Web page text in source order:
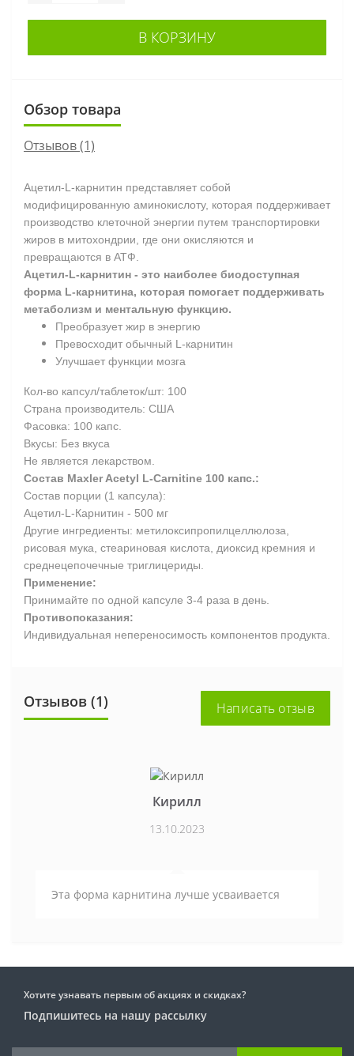
В КОРЗИНУ
Обзор товара
Отзывов (1)
Ацетил-L-карнитин представляет собой
модифицированную аминокислоту, которая поддерживает
производство клеточной энергии путем транспортировки
жиров в митохондрии, где они окисляются и
превращаются в АТФ.
Ацетил-L-карнитин - это наиболее биодоступная
форма L-карнитина, которая помогает поддерживать
метаболизм и ментальную функцию.
Преобразует жир в энергию
Превосходит обычный L-карнитин
Улучшает функции мозга
Кол-во капсул/таблеток/шт: 100
Страна производитель: США
Фасовка: 100 капс.
Вкусы: Без вкуса
Не является лекарством.
Состав Maxler Acetyl L-Carnitine 100 капс.:
Состав порции (1 капсула):
Ацетил-L-Карнитин - 500 мг
Другие ингредиенты: метилоксипропилцеллюлоза,
рисовая мука, стеариновая кислота, диоксид кремния и
среднецепочечные триглицериды.
Применение:
Принимайте по одной капсуле 3-4 раза в день.
Противопоказания:
Индивидуальная непереносимость компонентов продукта.
Отзывов (1) Написать отзыв
Кирилл
13.10.2023
Эта форма карнитина лучше усваивается
Хотите узнавать первым об акциях и скидках?
Подпишитесь на нашу рассылку